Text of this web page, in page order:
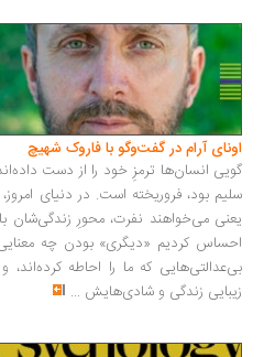
آرام در گفت‌وگو با فاروک شهیچ‭
انسان‌ها ترمزِ خود را از دست داده‌اند و آن
بود، فروریخته است. در دنیای امروز، همه
می‌خواهند نفرت، محورِ زندگی‌شان
کردیم «دیگری» بودن چه معنایی
که ما را احاطه کرده‌اند، و در
زندگی و شادی‌هایش...